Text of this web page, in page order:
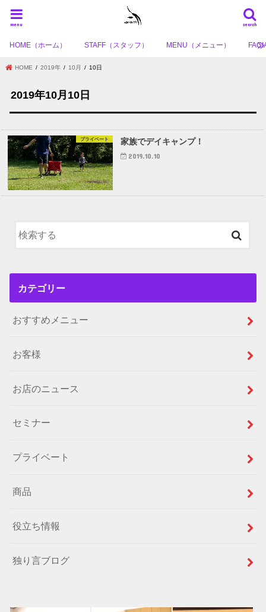
search
menu
HOME（ホーム） STAFF（スタッフ） MENU（メニュー）
HOME 2019年 10月 10日
2019年10月10日
プライベート 家族でデイキャンプ！
2019.10.10
カテゴリー
おすすめメニュー
お客様
お店のニュース
セミナー
プライベート
商品
役立ち情報
独り言ブログ